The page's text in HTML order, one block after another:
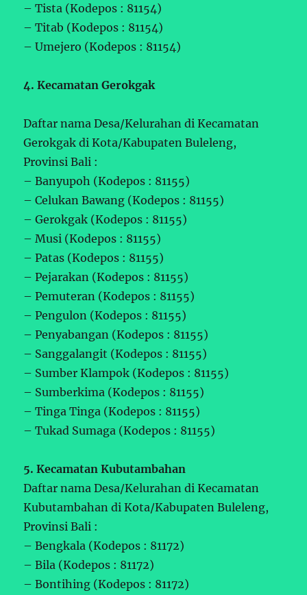
– Tista (Kodepos : 81154)
– Titab (Kodepos : 81154)
– Umejero (Kodepos : 81154)
4. Kecamatan Gerokgak
Daftar nama Desa/Kelurahan di Kecamatan
Gerokgak di Kota/Kabupaten Buleleng,
Provinsi Bali :
– Banyupoh (Kodepos : 81155)
– Celukan Bawang (Kodepos : 81155)
– Gerokgak (Kodepos : 81155)
– Musi (Kodepos : 81155)
– Patas (Kodepos : 81155)
– Pejarakan (Kodepos : 81155)
– Pemuteran (Kodepos : 81155)
– Pengulon (Kodepos : 81155)
– Penyabangan (Kodepos : 81155)
– Sanggalangit (Kodepos : 81155)
– Sumber Klampok (Kodepos : 81155)
– Sumberkima (Kodepos : 81155)
– Tinga Tinga (Kodepos : 81155)
– Tukad Sumaga (Kodepos : 81155)
5. Kecamatan Kubutambahan
Daftar nama Desa/Kelurahan di Kecamatan
Kubutambahan di Kota/Kabupaten Buleleng,
Provinsi Bali :
– Bengkala (Kodepos : 81172)
– Bila (Kodepos : 81172)
– Bontihing (Kodepos : 81172)